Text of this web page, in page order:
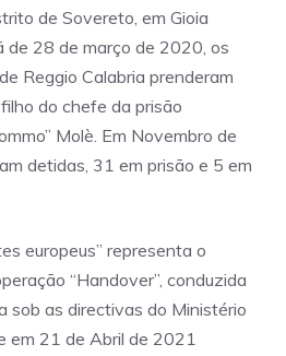
de Sovereto, em Gioia
de 28 de março de 2020, os
Reggio Calabria prenderam
do chefe da prisão
Molè. Em Novembro de
detidas, 31 em prisão e 5 em
europeus” representa o
“Handover”, conduzida
sob as directivas do Ministério
em 21 de Abril de 2021